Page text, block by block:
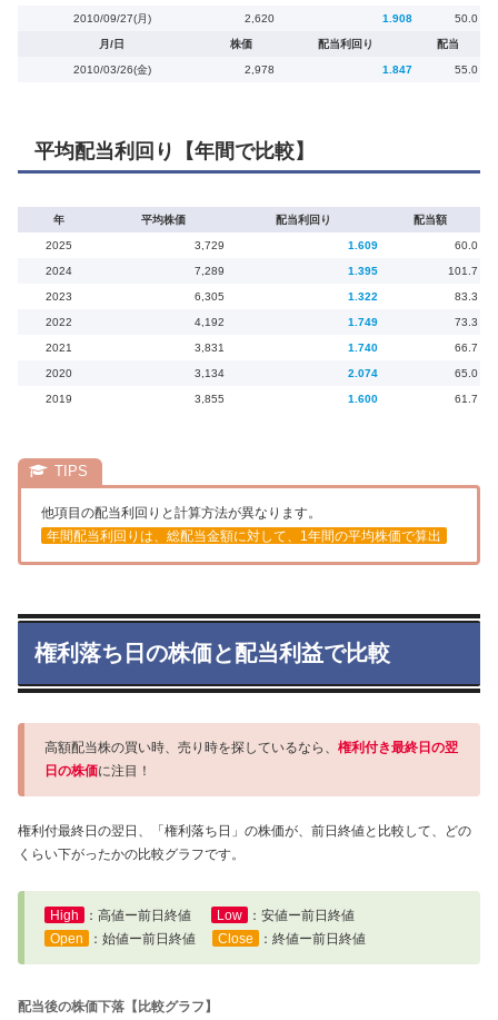
2010/09/27(月) 2,620 1.908 50.0
月/日 株価 配当利回り 配当
2010/03/26(金) 2,978 1.847 55.0
平均配当利回り【年間で比較】
年 平均株価 配当利回り 配当額
2025 3,729 1.609 60.0
2024 7,289 1.395 101.7
2023 6,305 1.322 83.3
2022 4,192 1.749 73.3
2021 3,831 1.740 66.7
2020 3,134 2.074 65.0
2019 3,855 1.600 61.7
他項目の配当利回りと計算方法が異なります。
年間配当利回りは、総配当金額に対して、1年間の平均株価で算出
権利落ち日の株価と配当利益で比較
高額配当株の買い時、売り時を探しているなら、 権利付き最終日の翌
日の株価に注目！
権利付最終日の翌日、「権利落ち日」の株価が、前日終値と比較して、どの
くらい下がったかの比較グラフです。
High ：高値ー前日終値 Low
：安値ー前日終値
Open
：始値ー前日終値 Close ：終値ー前日終値